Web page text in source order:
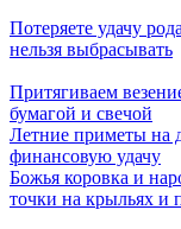
Потеряете удачу
нельзя выбрасывать
Притягиваем
бумагой и свечой
Летние приметы на
финансовую удачу
Божья коровка и
точки на крыльях и